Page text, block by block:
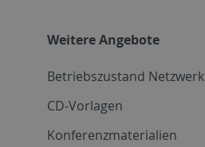
Weitere Angebote
Betriebszustand Netzwerk
CD-Vorlagen
Konferenzmaterialien